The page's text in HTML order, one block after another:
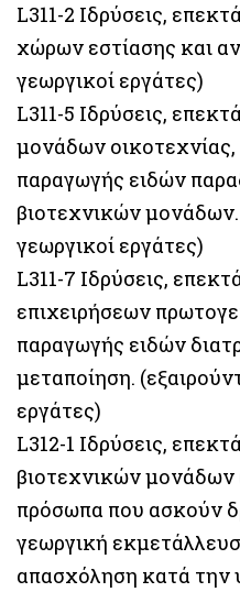
L311-2 Ιδρύσεις,
χώρων εστίασης και
γεωργικοί εργάτες)
L311-5 Ιδρύσεις,
μονάδων οικοτεχνίας,
παραγωγής ειδών
βιοτεχνικών μονάδων.
γεωργικοί εργάτες)
L311-7 Ιδρύσεις,
επιχειρήσεων
παραγωγής ειδών
μεταποίηση.
εργάτες)
L312-1 Ιδρύσεις,
βιοτεχνικών μονάδων
πρόσωπα που ασκούν
γεωργική
απασχόληση κατά την